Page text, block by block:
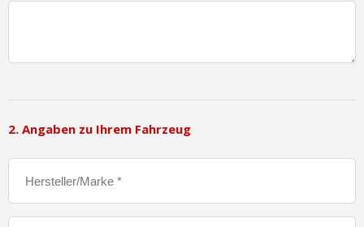
2. Angaben zu Ihrem Fahrzeug